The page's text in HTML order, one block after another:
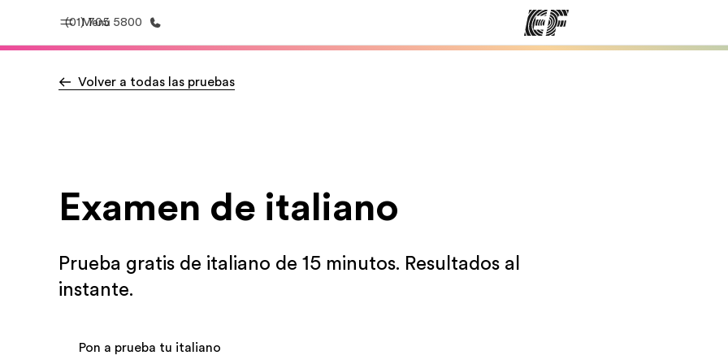
Menú
(01) 705 5800
Volver a todas las pruebas
Examen de italiano
Prueba gratis de italiano de 15 minutos. Resultados al
instante.
Pon a prueba tu italiano